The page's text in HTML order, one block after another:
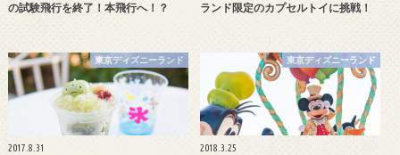
の試験飛行を終了！本飛行へ！？
ランド限定のカプセルトイに挑戦！
東京ディズニーランド
2017.8.31
東京ディズニーランド
2018.3.25